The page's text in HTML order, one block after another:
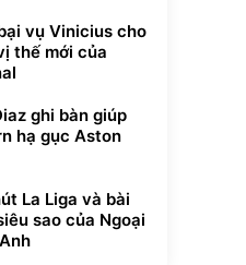
vụ Vinicius cho
thế mới của
ghi bàn giúp
hạ gục Aston
La Liga và bài
sao của Ngoại